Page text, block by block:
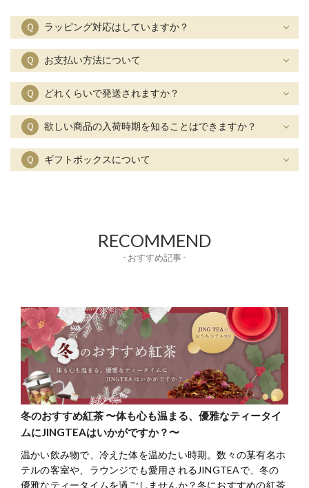
Ｑ ラッピング対応はしていますか？
Ｑ お支払い方法について
Ｑ どれくらいで発送されますか？
Ｑ 欲しい商品の入荷時期を知ることはできますか？
Ｑ ギフトボックスについて
RECOMMEND
- おすすめ記事 -
冬のおすすめ紅茶 〜体も心も温まる、優雅なティータイ
ムにJINGTEAはいかがですか？〜
温かい飲み物で、冷えた体を温めたい時期。数々の某有名ホ
テルの客室や、ラウンジでも愛用されるJINGTEAで、冬の
優雅なティータイムを過ごしませんか？冬におすすめの紅茶